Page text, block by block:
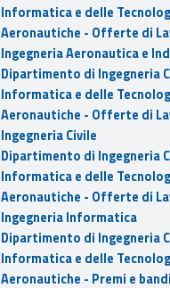
Informatica e delle
Aeronautiche - Offerte di
Ingegneria Aeronautica e
Dipartimento di Ingegneria
Informatica e delle
Aeronautiche - Offerte di
Ingegneria Civile
Dipartimento di Ingegneria
Informatica e delle
Aeronautiche - Offerte di
Ingegneria Informatica
Dipartimento di Ingegneria
Informatica e delle
Aeronautiche - Premi e bandi